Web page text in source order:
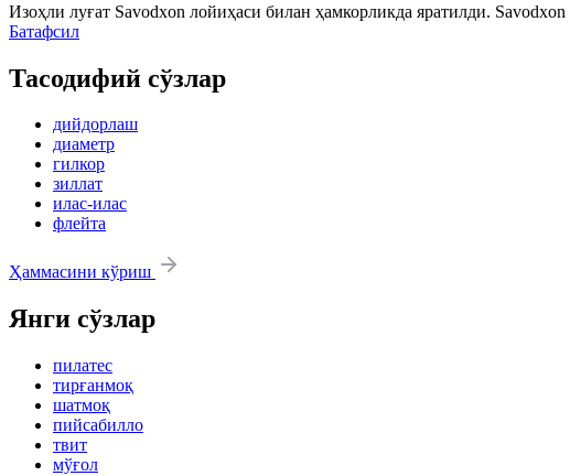
Изоҳли луғат Savodxon лойиҳаси билан ҳамкорликда яратилди. Savodxon
Батафсил
Тасодифий сўзлар
дийдорлаш
диаметр
гилкор
зиллат
илас-илас
флейта
Ҳаммасини кўриш
Янги сўзлар
пилатес
тирғанмоқ
шатмоқ
пийсабилло
твит
мўғол